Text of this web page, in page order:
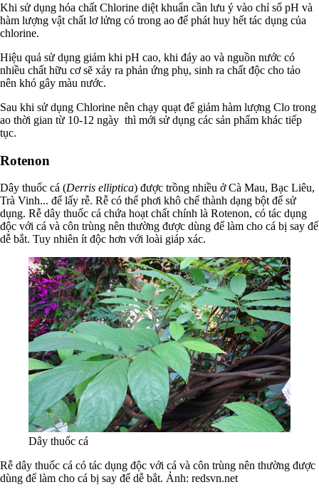
Khi sử dụng hóa chất Chlorine diệt khuẩn cần lưu ý vào chỉ số pH và
hàm lượng vật chất lơ lửng có trong ao để phát huy hết tác dụng của
chlorine.
Hiệu quả sử dụng giảm khi pH cao, khi đáy ao và nguồn nước có
nhiều chất hữu cơ sẽ xảy ra phản ứng phụ, sinh ra chất độc cho tảo
nên khó gây màu nước.
Sau khi sử dụng Chlorine nên chạy quạt để giảm hàm lượng Clo trong
ao thời gian từ 10-12 ngày thì mới sử dụng các sản phẩm khác tiếp
tục.
Rotenon
Dây thuốc cá (Derris elliptica) được trồng nhiều ở Cà Mau, Bạc Liêu,
Trà Vinh... để lấy rễ. Rễ có thể phơi khô chế thành dạng bột để sử
dụng. Rễ dây thuốc cá chứa hoạt chất chính là Rotenon, có tác dụng
độc với cá và côn trùng nên thường được dùng để làm cho cá bị say để
dễ bắt. Tuy nhiên ít độc hơn với loài giáp xác.
Dây thuốc cá
Rễ dây thuốc cá có tác dụng độc với cá và côn trùng nên thường được
dùng để làm cho cá bị say để dễ bắt. Ảnh: redsvn.net